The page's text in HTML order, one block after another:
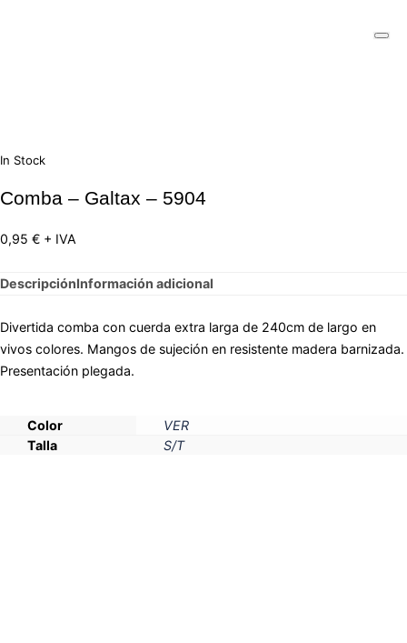
In Stock
Comba – Galtax – 5904
0,95 € + IVA
DescripciónInformación adicional
Divertida comba con cuerda extra larga de 240cm de largo en
vivos colores. Mangos de sujeción en resistente madera barnizada.
Presentación plegada.
Color
VER
Talla
S/T